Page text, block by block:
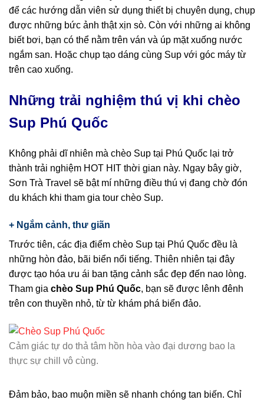
để các hướng dẫn viên sử dụng thiết bị chuyên dụng, chụp
được những bức ảnh thật xịn sò. Còn với những ai không
biết bơi, bạn có thể nằm trên ván và úp mặt xuống nước
ngắm san. Hoặc chụp tạo dáng cùng Sup với góc máy từ
trên cao xuống.
Những trải nghiệm thú vị khi chèo
Sup Phú Quốc
Không phải dĩ nhiên mà chèo Sup tại Phú Quốc lại trở
thành trải nghiệm HOT HIT thời gian này. Ngay bây giờ,
Sơn Trà Travel sẽ bật mí những điều thú vị đang chờ đón
du khách khi tham gia tour chèo Sup.
+ Ngắm cảnh, thư giãn
Trước tiên, các địa điểm chèo Sup tại Phú Quốc đều là
những hòn đảo, bãi biển nổi tiếng. Thiên nhiên tại đây
được tạo hóa ưu ái ban tặng cảnh sắc đẹp đến nao lòng.
Tham gia chèo Sup Phú Quốc, bạn sẽ được lênh đênh
trên con thuyền nhỏ, từ từ khám phá biển đảo.
Cảm giác tự do thả tâm hồn hòa vào đại dương bao la
thực sự chill vô cùng.
Đảm bảo, bao muộn miền sẽ nhanh chóng tan biến. Chỉ